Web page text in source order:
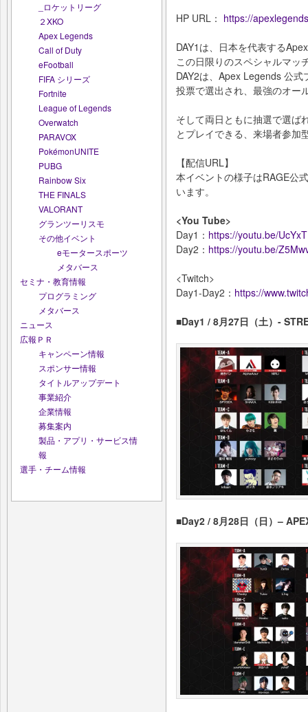
_ロケットリーグ
２XKO
Apex Legends
Call of Duty
eFootball
FIFA シリーズ
Fortnite
League of Legends
Overwatch
PARAVOX
PokémonUNITE
PUBG
Rainbow Six
THE FINALS
VALORANT
グランツーリスモ
その他イベント
eモータースポーツ
メタバース
セミナ・教育情報
プログラミング
メタバース
ニュース
広報ＰＲ
キャンペーン情報
スポンサー情報
タイトルアップデート
事業紹介
企業情報
募集案内
製品・アプリ・サービス情
報
選手・チーム情報
HP URL： https://
DAY1は、日本を代表する
この日限りのスペシャルマッ
DAY2は、Apex Legends 公
投票で選出され、最強のオー
そして両日ともに抽選で選ば
とプレイできる、来場者参加
【配信URL】
本イベントの様子はRAGE公
います。
<You Tube>
Day1： https://youtu.be/
Day2： https://youtu.be/
<Twitch>
Day1-Day2： https://
■Day1 / 8月27日（土）-
■Day2 / 8月28日（日）–